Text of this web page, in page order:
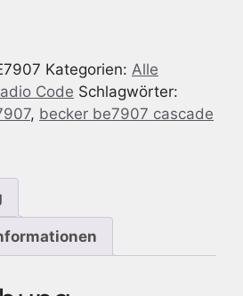
Kategorien: Alle
Code Schlagwörter:
, becker be7907 cascade